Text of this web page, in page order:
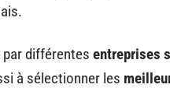
différentes entreprises
à sélectionner les